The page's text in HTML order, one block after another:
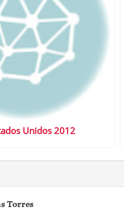
Unidos 2012
Torres